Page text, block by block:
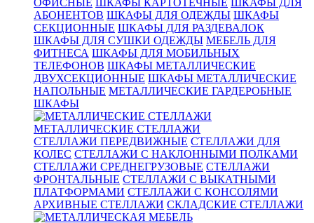
ОФИСНЫЕ ШКАФЫ КАРТОТЕЧНЫЕ ШКАФЫ ДЛЯ
АБОНЕНТОВ ШКАФЫ ДЛЯ ОДЕЖДЫ ШКАФЫ
СЕКЦИОННЫЕ ШКАФЫ ДЛЯ РАЗДЕВАЛОК
ШКАФЫ ДЛЯ СУШКИ ОДЕЖДЫ МЕБЕЛЬ ДЛЯ
ФИТНЕСА ШКАФЫ ДЛЯ МОБИЛЬНЫХ
ТЕЛЕФОНОВ ШКАФЫ МЕТАЛЛИЧЕСКИЕ
ДВУХСЕКЦИОННЫЕ ШКАФЫ МЕТАЛЛИЧЕСКИЕ
НАПОЛЬНЫЕ МЕТАЛЛИЧЕСКИЕ ГАРДЕРОБНЫЕ
ШКАФЫ
МЕТАЛЛИЧЕСКИЕ СТЕЛЛАЖИ
СТЕЛЛАЖИ ПЕРЕДВИЖНЫЕ СТЕЛЛАЖИ ДЛЯ
КОЛЕС СТЕЛЛАЖИ С НАКЛОННЫМИ ПОЛКАМИ
СТЕЛЛАЖИ СРЕДНЕГРУЗОВЫЕ СТЕЛЛАЖИ
ФРОНТАЛЬНЫЕ СТЕЛЛАЖИ С ВЫКАТНЫМИ
ПЛАТФОРМАМИ СТЕЛЛАЖИ С КОНСОЛЯМИ
АРХИВНЫЕ СТЕЛЛАЖИ СКЛАДСКИЕ СТЕЛЛАЖИ